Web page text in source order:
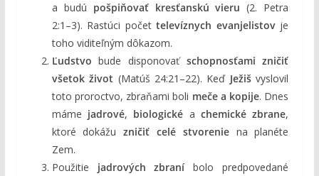
a budú pošpiňovať kresťanskú vieru (2. Petra
2:1–3). Rastúci počettelevíznych evanjelistovje
toho viditeľným dôkazom.
Ľudstvo bude disponovať schopnosťami zničiť
všetok život (Matúš 24:21–22). Keď Ježišvyslovil
toto proroctvo, zbraňami boli meče a kopije. Dnes
máme jadrové, biologické a chemické zbrane,
ktoré dokážuzničiť celé stvoreniena planéte
Zem.
Použitie jadrových zbraní bolo predpovedané